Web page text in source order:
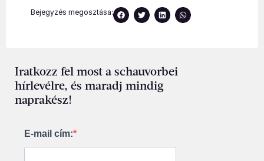
Bejegyzés megosztása:
Iratkozz fel most a schauvorbei
hírlevélre, és maradj mindig
naprakész!
E-mail cím: